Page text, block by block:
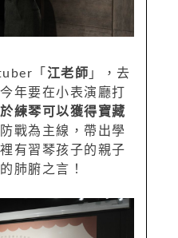
「 江老師 」，去
年要在小表演廳打
於練琴可以獲得寶藏
戰為主線，帶出學
有習琴孩子的親子
肺腑之言！